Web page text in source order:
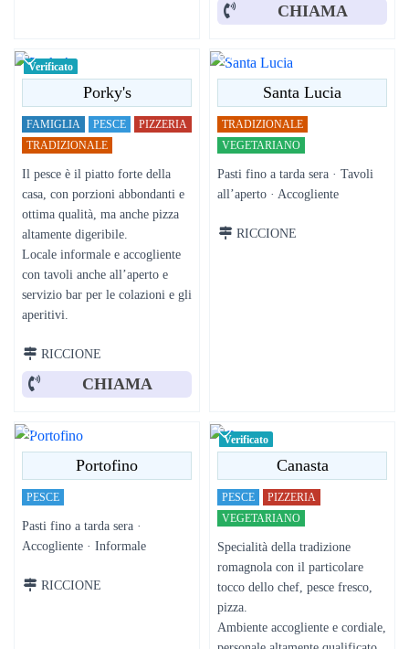
CHIAMA
Verificato
Porky's
FAMIGLIA PESCE
PIZZERIA
TRADIZIONALE
Il pesce è il piatto forte della
casa, con porzioni abbondanti e
ottima qualità, ma anche pizza
altamente digeribile.
Locale informale e accogliente
con tavoli anche all’aperto e
servizio bar per le colazioni e gli
aperitivi.
RICCIONE
CHIAMA
Santa Lucia
TRADIZIONALE
VEGETARIANO
Pasti fino a tarda sera · Tavoli
all’aperto · Accogliente
RICCIONE
Portofino
PESCE
Pasti fino a tarda sera ·
Accogliente · Informale
RICCIONE
Verificato
Canasta
PESCE
PIZZERIA
VEGETARIANO
Specialità della tradizione
romagnola con il particolare
tocco dello chef, pesce fresco,
pizza.
Ambiente accogliente e cordiale,